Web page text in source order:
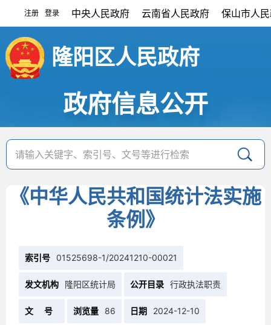
注册 登录 中央人民政府 云南省人民政府 保山市人
隆阳区人民政府
政府信息公开
《中华人民共和国统计法实施
条例》
索引号 01525698-1/20241210-00021
发文机构 隆阳区统计局 公开目录 行政执法职责
文 号 浏览量 86 日期 2024-12-10